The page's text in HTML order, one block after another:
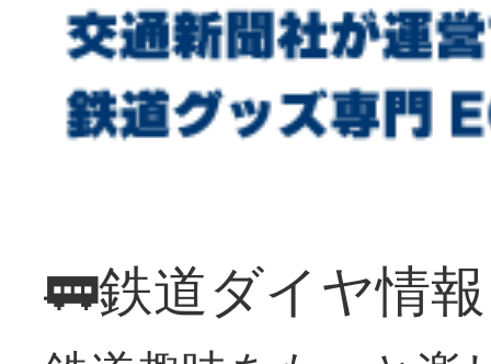
🚃鉄道ダイヤ情